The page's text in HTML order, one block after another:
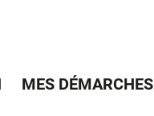
Linkedin
MES DÉMARCHES